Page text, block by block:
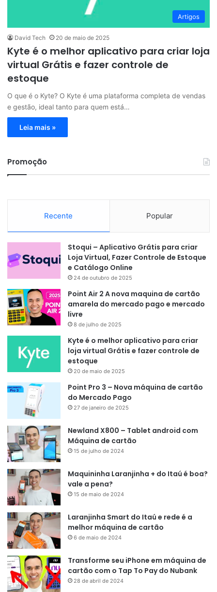
Artigos
David Tech 20 de maio de 2025
Kyte é o melhor aplicativo para criar loja
virtual Grátis e fazer controle de
estoque
O que é o Kyte? O Kyte é uma plataforma completa de vendas
e gestão, ideal tanto para quem está…
Leia mais »
Promoção
Recente Popular
Stoqui – Aplicativo Grátis para criar
Loja Virtual, Fazer Controle de Estoque
e Catálogo Online
24 de outubro de 2025
Point Air 2 A nova maquina de cartão
amarela do mercado pago e mercado
livre
8 de julho de 2025
Kyte é o melhor aplicativo para criar
loja virtual Grátis e fazer controle de
estoque
20 de maio de 2025
Point Pro 3 – Nova máquina de cartão
do Mercado Pago
27 de janeiro de 2025
Newland X800 – Tablet android com
Máquina de cartão
15 de julho de 2024
Maquininha Laranjinha + do Itaú é boa?
vale a pena?
15 de maio de 2024
Laranjinha Smart do Itaú e rede é a
melhor máquina de cartão
6 de maio de 2024
Transforme seu iPhone em máquina de
cartão com o Tap To Pay do Nubank
28 de abril de 2024